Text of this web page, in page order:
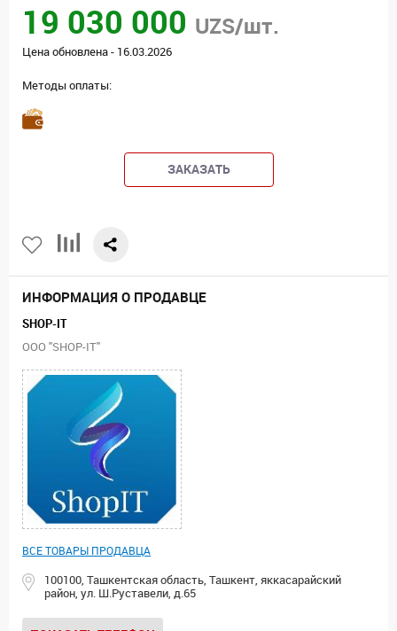
19 030 000 UZS/шт.
Цена обновлена - 16.03.2026
Методы оплаты:
ЗАКАЗАТЬ
ИНФОРМАЦИЯ О ПРОДАВЦЕ
SHOP-IT
ООО "SHOP-IT"
ВСЕ ТОВАРЫ ПРОДАВЦА
100100, Ташкентская область, Ташкент, яккасарайский
район, ул. Ш.Руставели, д.65